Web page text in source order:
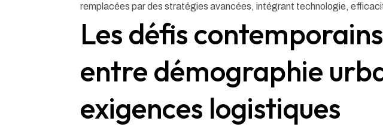
remplacées par des stratégies avancées, intégrant technologie,
Les défis
entre démographie
exigences logistiques